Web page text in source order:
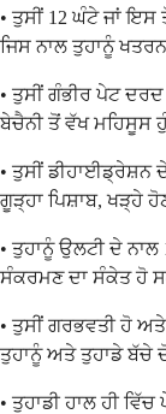
• ਤੁਸੀਂ 12 ਘੰਟੇ ਜਾਂ
ਜਿਸ ਨਾਲ ਤੁਹਾਨੂੰ
• ਤੁਸੀਂ ਗੰਭੀਰ ਪੇਟ
ਬੇਚੈਨੀ ਤੋਂ ਵੱਖ ਮਹਿਸੂਸ
• ਤੁਸੀਂ ਡੀਹਾਈਡ੍ਰੇਸ਼ਨ
ਗੂੜ੍ਹਾ ਪਿਸ਼ਾਬ, ਖੜ੍ਹੇ
• ਤੁਹਾਨੂੰ ਉਲਟੀ ਦੇ
ਸੰਕਰਮਣ ਦਾ ਸੰਕੇਤ ਹੋ
• ਤੁਸੀਂ ਗਰਭਵਤੀ ਹੋ
ਤੁਹਾਨੂੰ ਅਤੇ ਤੁਹਾਡੇ ਬੱਚੇ
• ਤੁਹਾਡੀ ਹਾਲ ਹੀ